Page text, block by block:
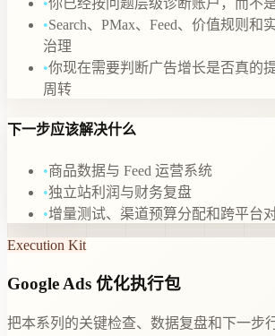
•你已经按问题层级诊断账户，而不
•Search、PMax、Feed、价值规则和
治理
•你现在需要判断广告增长是否真的
周转
下一步应该解决什么
•商品数据与 Feed 运营系统
•独立站利润与财务复盘
•增量测试、渠道预算分配和跨平台
Execution Kit
Google Ads 优化执行包
把本系列的关键检查、数据复盘和下一步